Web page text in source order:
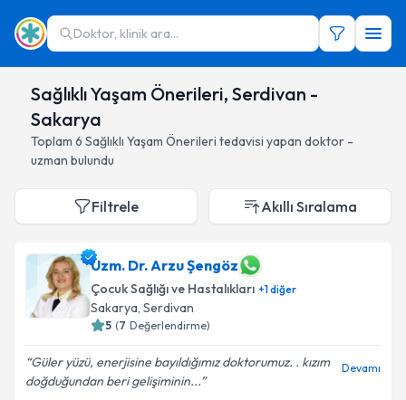
Doktor, klinik ara...
Sağlıklı Yaşam Önerileri, Serdivan -
Sakarya
Toplam 6 Sağlıklı Yaşam Önerileri tedavisi yapan doktor -
uzman bulundu
Filtrele Akıllı Sıralama
Uzm. Dr. Arzu Şengöz
Çocuk Sağlığı ve Hastalıkları +1diğer
Sakarya, Serdivan
5 (7 Değerlendirme)
Güler yüzü, enerjisine bayıldığımız doktorumuz. . kızım
doğduğundan beri gelişiminin...
Devamı